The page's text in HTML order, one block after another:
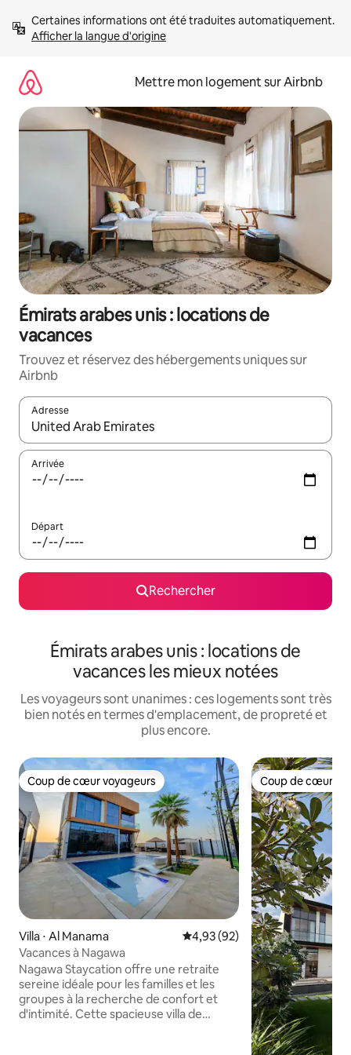
directement
Afficher la langue d'origine
Mettre mon logement sur Airbnb
Émirats arabes unis : locations de
vacances
Trouvez et réservez des hébergements uniques sur
Airbnb
Adresse
Lorsque les résultats s'affichent, utilisez les flèches vers le
Arrivée
Départ
Rechercher
Émirats arabes unis : locations de
vacances les mieux notées
Les voyageurs sont unanimes : ces logements sont très
bien notés en termes d'emplacement, de propreté et
plus encore.
Coup de cœur voyageurs
Coup de cœur voyageurs
Villa ⋅ Al Manama Évaluation moyenne sur la
4,93 (92)
Vacances à Nagawa
Nagawa Staycation offre une retraite
sereine idéale pour les familles et les
groupes à la recherche de confort et
d'intimité. Cette spacieuse villa de
Coup de cœur
Coup de cœur